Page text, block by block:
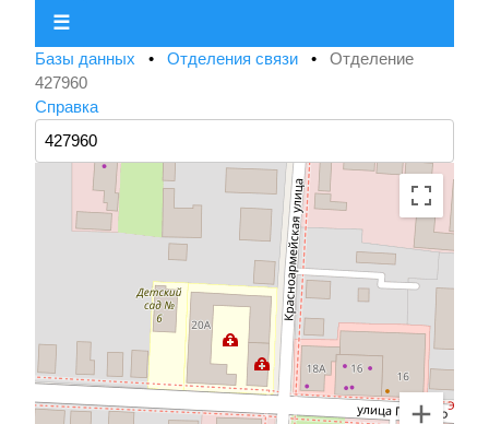
☰
Базы данных • Отделения связи • Отделение
427960
Справка